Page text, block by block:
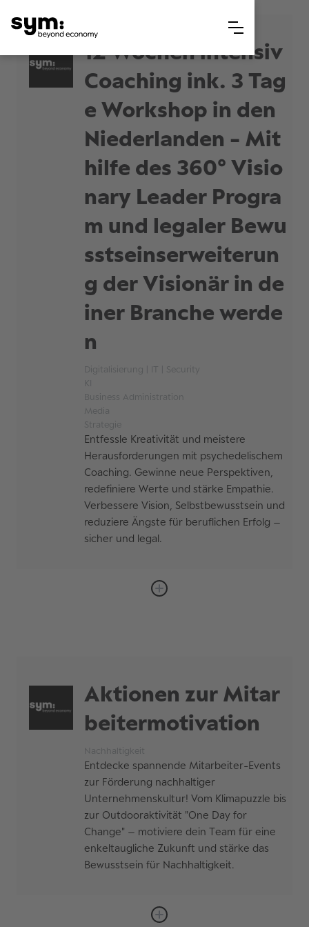
12 Wochen intensiv
Coaching ink. 3 Tag
e Workshop in den
Niederlanden - Mit
hilfe des 360° Visio
nary Leader Progra
m und legaler Bewu
sstseinserweiterun
g der Visionär in de
iner Branche werde
n
Digitalisierung | IT | Security
KI
Business Administration
Media
Strategie
Entfessle Kreativität und meistere
Herausforderungen mit psychedelischem
Coaching. Gewinne neue Perspektiven,
redefiniere Werte und stärke Empathie.
Verbessere Vision, Selbstbewusstsein und
reduziere Ängste für beruflichen Erfolg –
sicher und legal.
Preis
Euro zzgl. MWSt
Ausführliche
Bist du bereit, Grenzen zu sprengen?
- Steigere Kreativität und Innovation
mit psychedelischem Coaching!
Herausforderungen meistern:
In einer komplexen und
schnelllebigen Welt stehen
Führungskräfte vor wachsenden
mit Stress, Unsicherheit und
Aktionen zur Mitar
beitermotivation
Nachhaltigkeit
Entdecke spannende Mitarbeiter-Events
zur Förderung nachhaltiger
Unternehmenskultur! Vom Klimapuzzle bis
zur Outdooraktivität "One Day for
Change" – motiviere dein Team für eine
enkeltaugliche Zukunft und stärke das
Bewusstsein für Nachhaltigkeit.